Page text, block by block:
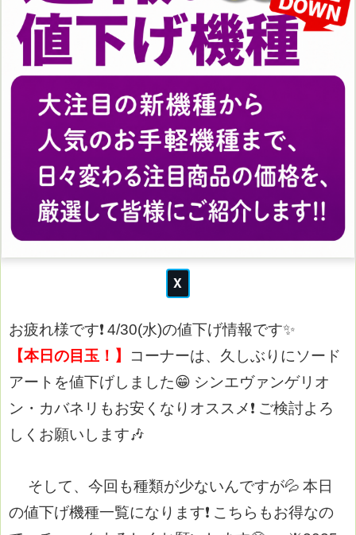
お疲れ様です❗ 4/30(水)の値下げ情報です✨
【本日の目玉！】
コーナーは、久しぶりにソード
アートを値下げしました😁 シンエヴァンゲリオ
ン・カバネリもお安くなりオススメ❗ ご検討よろ
しくお願いします🎶
そして、今回も種類が少ないんですが💦 本日
の値下げ機種一覧になります❗ こちらもお得なの